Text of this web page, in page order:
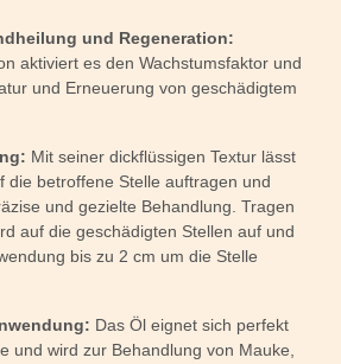
und Regeneration:
aktiviert es den Wachstumsfaktor und
und Erneuerung von geschädigtem
Mit seiner dickflüssigen Textur lässt
die betroffene Stelle auftragen und
und gezielte Behandlung. Tragen
auf die geschädigten Stellen auf und
bis zu 2 cm um die Stelle
Das Öl eignet sich perfekt
und wird zur Behandlung von Mauke,